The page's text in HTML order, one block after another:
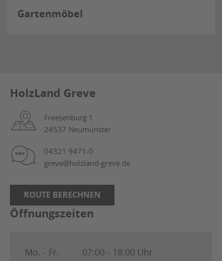
Gartenmöbel
HolzLand Greve
Freesenburg 1
24537 Neumünster
04321 9471-0
greve@holzland-greve.de
ROUTE BERECHNEN
Öffnungszeiten
Mo. - Fr.
07:00 - 18:00 Uhr